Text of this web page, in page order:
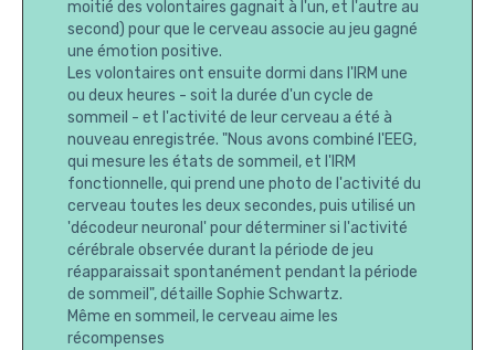
moitié des volontaires gagnait à l'un, et l'autre au
second) pour que le cerveau associe au jeu gagné
une émotion positive.
Les volontaires ont ensuite dormi dans l'IRM une
ou deux heures - soit la durée d'un cycle de
sommeil - et l'activité de leur cerveau a été à
nouveau enregistrée. "Nous avons combiné l'EEG,
qui mesure les états de sommeil, et l'IRM
fonctionnelle, qui prend une photo de l'activité du
cerveau toutes les deux secondes, puis utilisé un
'décodeur neuronal' pour déterminer si l'activité
cérébrale observée durant la période de jeu
réapparaissait spontanément pendant la période
de sommeil", détaille Sophie Schwartz.
Même en sommeil, le cerveau aime les
récompenses